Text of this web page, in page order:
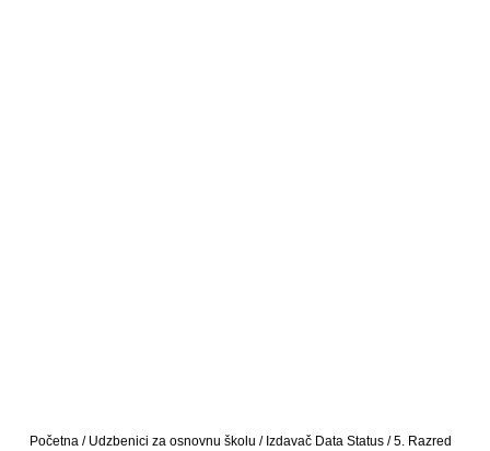
Početna/ Udzbenici za osnovnu školu / Izdavač Data Status/5. Razred